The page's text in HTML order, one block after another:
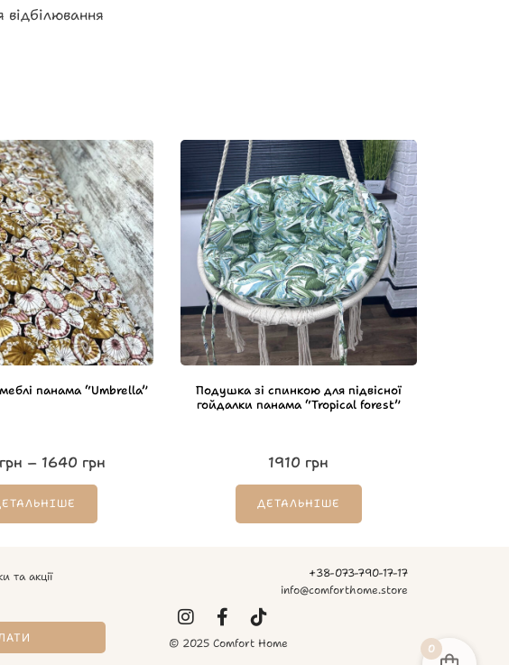
панама “Umbrella”
грн – 1640 грн
Подушка зі спинкою для підвісної
гойдалки панама “Tropical forest”
1910 грн
ДЕТАЛЬНІШЕ
та акції
+38-073-790-17-17
info@comforthome.store
© 2025 Comfort Home 0